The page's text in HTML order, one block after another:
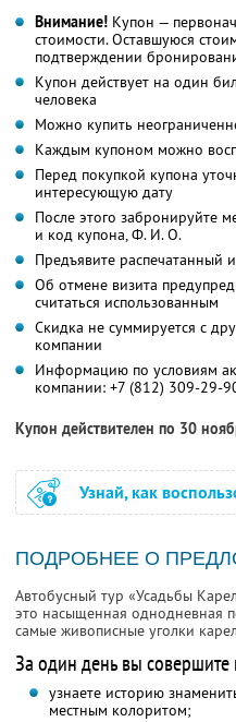
Внимание! Купон —
стоимости. Оставшуюся
подтверждении
Купон действует на один
человека
Можно купить
Каждым купоном можно
Перед покупкой купона
интересующую дату
После этого забронируйте
и код купона, Ф. И. О.
Предъявите распечатанный
Об отмене визита
считаться использованным
Скидка не суммируется с
компании
Информацию по условиям
компании: +7 (812) 309-29-
Купон действителен по 30
Узнай, как
ПОДРОБНЕЕ О
Автобусный тур «Усадьбы
это насыщенная однодневная
самые живописные уголки
За один день вы совершите
узнаете историю
местным колоритом;